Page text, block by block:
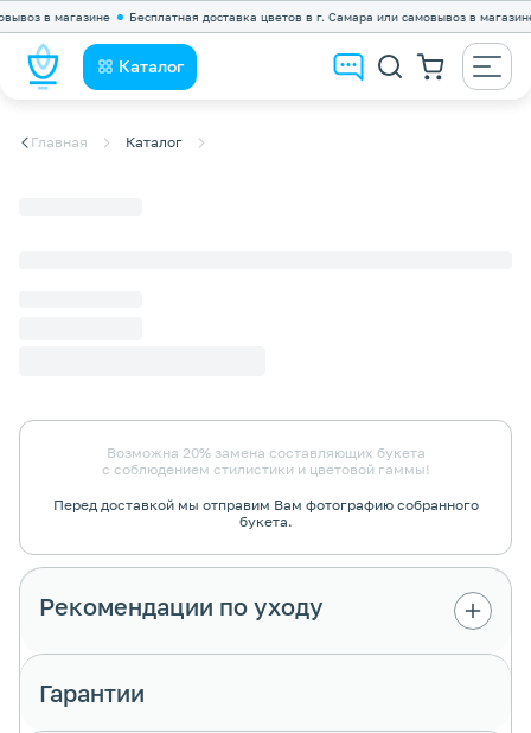
в магазине Бесплатная доставка цветов в г. Самара или самовывоз в магазине
Каталог
Главная Каталог
Возможна 20% замена составляющих букета
с соблюдением стилистики и цветовой гаммы!
Перед доставкой мы отправим Вам фотографию собранного
букета.
Рекомендации по уходу
Гарантии